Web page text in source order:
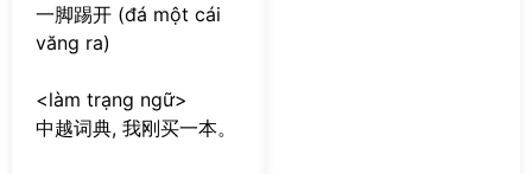
一脚踢开 (đá một cái
văng ra)
<làm trạng ngữ>
中越词典, 我刚买一本。